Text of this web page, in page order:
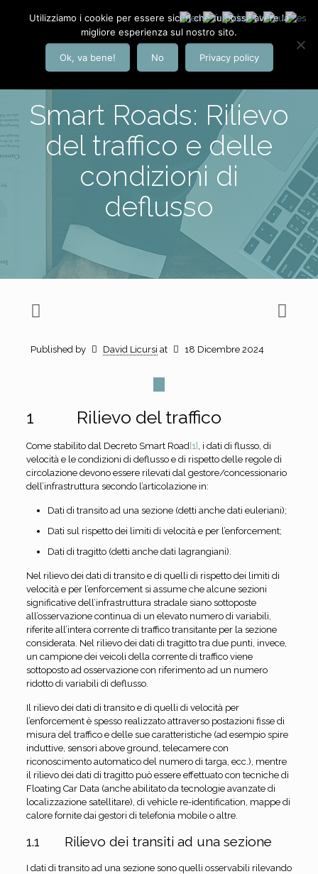
Smart Roads: Rilievo
del traffico e delle
condizioni di
deflusso
Published by David Licursi at 18 Dicembre 2024
1 Rilievo del traffico
Come stabilito dal Decreto Smart Road[1] , i dati di flusso, di
velocità e le condizioni di deflusso e di rispetto delle regole di
circolazione devono essere rilevati dal gestore/concessionario
dell’infrastruttura secondo l’articolazione in:
Dati di transito ad una sezione (detti anche dati euleriani);
Dati sul rispetto dei limiti di velocità e per l’enforcement;
Dati di tragitto (detti anche dati lagrangiani).
Nel rilievo dei dati di transito e di quelli di rispetto dei limiti di
velocità e per l’enforcement si assume che alcune sezioni
significative dell’infrastruttura stradale siano sottoposte
all’osservazione continua di un elevato numero di variabili,
riferite all’intera corrente di traffico transitante per la sezione
considerata. Nel rilievo dei dati di tragitto tra due punti, invece,
un campione dei veicoli della corrente di traffico viene
sottoposto ad osservazione con riferimento ad un numero
ridotto di variabili di deflusso.
Il rilievo dei dati di transito e di quelli di velocità per
l’enforcement è spesso realizzato attraverso postazioni fisse di
misura del traffico e delle sue caratteristiche (ad esempio spire
induttive, sensori above ground, telecamere con
riconoscimento automatico del numero di targa, ecc.), mentre
il rilievo dei dati di tragitto può essere effettuato con tecniche di
Floating Car Data (anche abilitato da tecnologie avanzate di
localizzazione satellitare), di vehicle re-identification, mappe di
calore fornite dai gestori di telefonia mobile o altre.
1.1 Rilievo dei transiti ad una sezione
I dati di transito ad una sezione sono quelli osservabili rilevando
Utilizziamo i cookie per essere sicuri che tu possa avere la
migliore esperienza sul nostro sito.
Ok, va bene! No Privacy policy